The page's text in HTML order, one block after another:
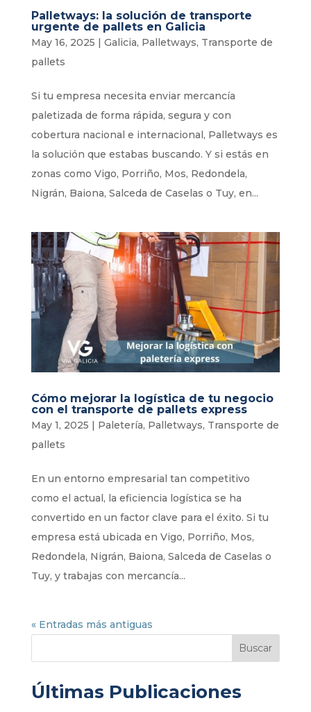
Palletways: la solución de transporte
urgente de pallets en Galicia
May 16, 2025 | Galicia, Palletways, Transporte de
pallets
Si tu empresa necesita enviar mercancía
paletizada de forma rápida, segura y con
cobertura nacional e internacional, Palletways es
la solución que estabas buscando. Y si estás en
zonas como Vigo, Porriño, Mos, Redondela,
Nigrán, Baiona, Salceda de Caselas o Tuy, en...
Cómo mejorar la logística de tu negocio
con el transporte de pallets express
May 1, 2025 | Paletería, Palletways, Transporte de
pallets
En un entorno empresarial tan competitivo
como el actual, la eficiencia logística se ha
convertido en un factor clave para el éxito. Si tu
empresa está ubicada en Vigo, Porriño, Mos,
Redondela, Nigrán, Baiona, Salceda de Caselas o
Tuy, y trabajas con mercancía...
« Entradas más antiguas
Buscar
Últimas Publicaciones